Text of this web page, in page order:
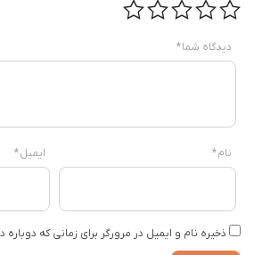
دیدگاه شما*
نام* ایمیل*
ذخیره نام و ایمیل در مرورگر برای زمانی که